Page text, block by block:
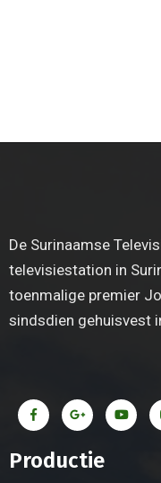
De Surinaamse
televisiestation in
toenmalige premier
sindsdien gehuisvest
Productie